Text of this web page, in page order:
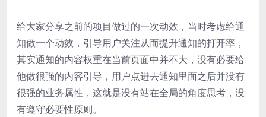
给大家分享之前的项目做过的一次动效，当时考虑给通
知做一个动效，引导用户关注从而提升通知的打开率，
其实通知的内容权重在当前页面中并不大，没有必要给
他做很强的内容引导，用户点进去通知里面之后并没有
很强的业务属性，这就是没有站在全局的角度思考，没
有遵守必要性原则。